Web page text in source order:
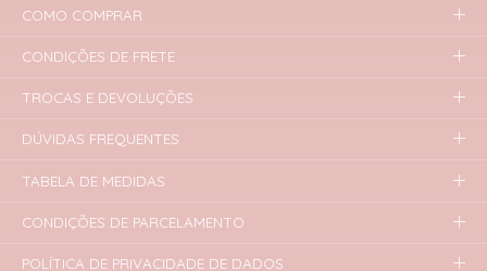
COMO COMPRAR
CONDIÇÕES DE FRETE
TROCAS E DEVOLUÇÕES
DÚVIDAS FREQUENTES
TABELA DE MEDIDAS
CONDIÇÕES DE PARCELAMENTO
POLÍTICA DE PRIVACIDADE DE DADOS